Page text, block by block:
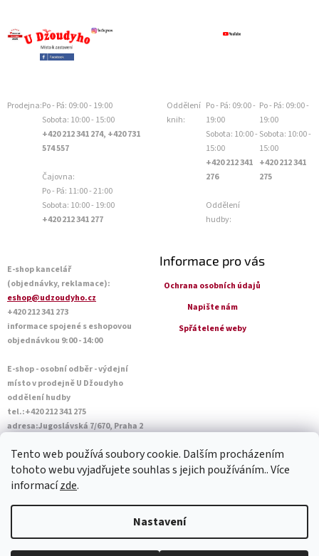
Tento web používá soubory cookie. Dalším procházením
tohoto webu vyjadřujete souhlas s jejich používáním.. Více
informacízde.
Nastavení
Prodejna:Po - Pá: 09:00 - 19:00
Sobota: 10:00 - 15:00
+420 212 341 274, +420 731
574 557
Čajovna:
Po - Pá: 11:00 - 21:00
Sobota: 10:00 - 19:00
+420 212 341 277
Oddělení
knih:
Po - Pá: 09:00 -
19:00
Sobota: 10:00 -
15:00
+420 212 341
276
Oddělení
hudby:
Po - Pá: 09:00 -
19:00
Sobota: 10:00 -
15:00
+420 212 341
275
E-shop kancelář
(objednávky, reklamace):
eshop@udzoudyho.cz
+420 212 341 273
informace spojené s eshopovou
objednávkou 9:00 - 14:00
E-shop - osobní odběr - výdejní
místo v prodejně U Džoudyho
oddělení hudby
tel.:+420 212 341 275
adresa:Jugoslávská 7/670, Praha 2
Sobota: 10:00 - 14:45
Informace pro vás
Ochrana osobních údajů
Napište nám
Spřátelené weby